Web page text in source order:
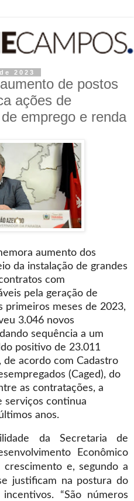
2023
de postos
ações de
emprego e renda
aumento dos
da instalação de grandes
com
pela geração de
primeiros meses de 2023,
3.046 novos
sequência a um
positivo de 23.011
de acordo com Cadastro
(Caged), do
as contratações, a
serviços continua
anos.
da Secretaria de
Econômico
crescimento e, segundo a
justificam na postura do
“São números